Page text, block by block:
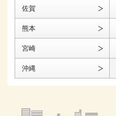
佐賀
熊本
宮崎
沖縄